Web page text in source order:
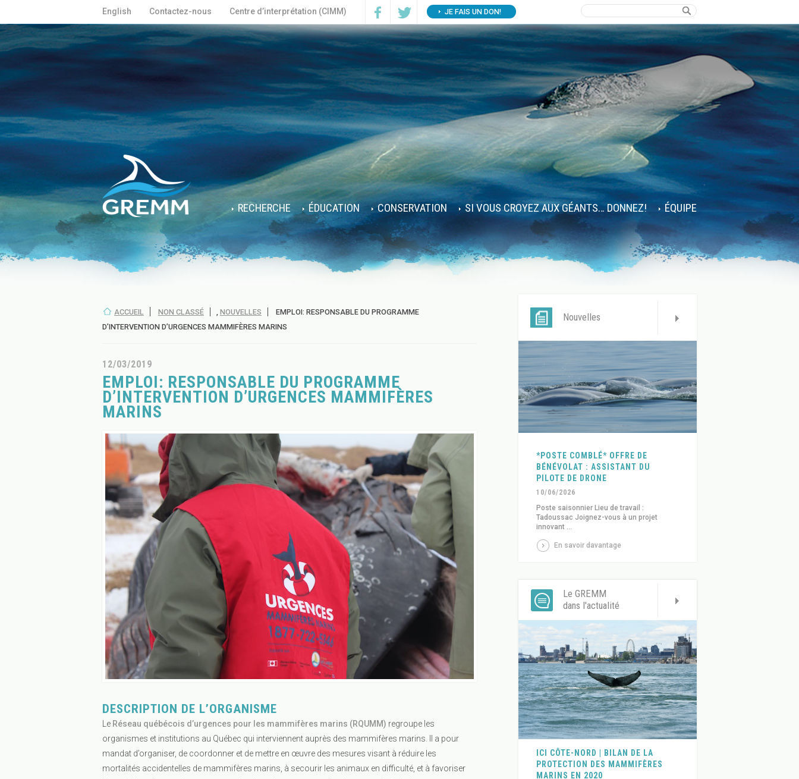
English Contactez-nous Centre d’interprétation (CIMM) JE FAIS UN DON!
RECHERCHE ÉDUCATION CONSERVATION SI VOUS CROYEZ AUX GÉANTS… DONNEZ! ÉQUIPE
ACCUEIL NON CLASSÉ , NOUVELLES
EMPLOI: RESPONSABLE DU PROGRAMME
D’INTERVENTION D’URGENCES MAMMIFÈRES MARINS
12/03/2019
EMPLOI: RESPONSABLE DU PROGRAMME
D’INTERVENTION D’URGENCES MAMMIFÈRES
MARINS
DESCRIPTION DE L’ORGANISME
Le Réseau québécois d’urgences pour les mammifères marins (RQUMM) regroupe les
organismes et institutions au Québec qui interviennent auprès des mammifères marins. Il a pour
mandat d’organiser, de coordonner et de mettre en œuvre des mesures visant à réduire les
mortalités accidentelles de mammifères marins, à secourir les animaux en difficulté, et à favoriser
Nouvelles
*POSTE COMBLÉ* OFFRE DE
BÉNÉVOLAT : ASSISTANT DU
PILOTE DE DRONE
10/06/2026
Poste saisonnier Lieu de travail :
Tadoussac Joignez-vous à un projet
innovant ...
En savoir davantage
Le GREMM
dans l'actualité
ICI CÔTE-NORD | BILAN DE LA
PROTECTION DES MAMMIFÈRES
MARINS EN 2020